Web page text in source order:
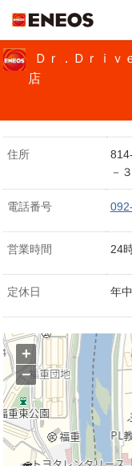
Ｄｒ．Ｄｒｉｖ
店
住所
－
電話番号
営業時間 24
定休日 年
+
−